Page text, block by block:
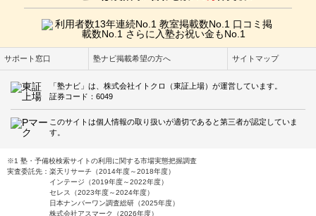
サポート窓口 塾ナビ掲載希望の方へ サイトマップ
「塾ナビ」は、株式会社イトクロ（東証上場）が運営しています。
証券コード：6049
このサイトは個人情報の取り扱いが適切であると第三者が認定していま
す。
※1 塾・予備校検索サイトの利用に関する市場実態把握調査
実査委託先：楽天リサーチ（2014年度～2018年度）
インテージ（2019年度～2022年度）
セレス（2023年度～2024年度）
日本ナンバーワン調査総研（2025年度）
株式会社アスマーク（2026年度）